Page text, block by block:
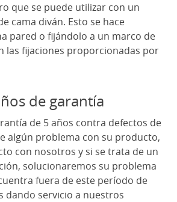
que se puede utilizar con un
cama diván. Esto se hace
pared o fijándolo a un marco de
las fijaciones proporcionadas por
de garantía
de 5 años contra defectos de
algún problema con su producto,
con nosotros y si se trata de un
solucionaremos su problema
fuera de este período de
dando servicio a nuestros